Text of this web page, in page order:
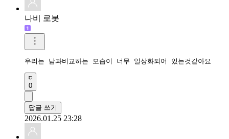
나비 로봇
우리는 남과비교하는 모습이 너무 일상화되어 있는것같아요
0
답글 쓰기
2026.01.25 23:28